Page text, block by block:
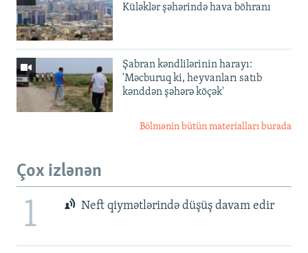
Küləklər şəhərində hava böhranı
Şabran kəndlilərinin harayı:
'Məcburuq ki, heyvanları satıb
kənddən şəhərə köçək'
Bölmənin bütün materialları burada
Çox izlənən
1 Neft qiymətlərində düşüş davam edir